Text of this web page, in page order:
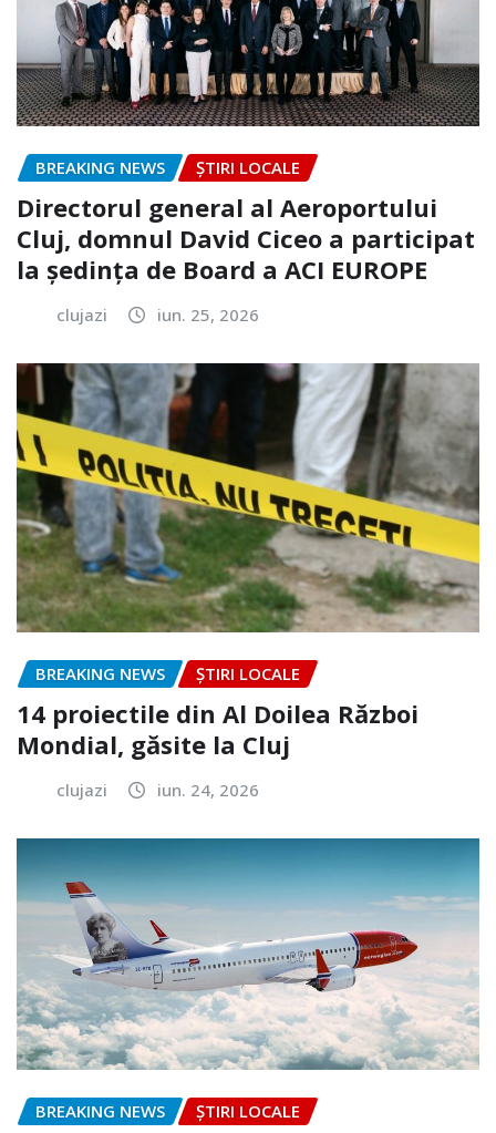
BREAKING NEWS ȘTIRI LOCALE
Directorul general al Aeroportului
Cluj, domnul David Ciceo a participat
la ședința de Board a ACI EUROPE
clujazi iun. 25, 2026
BREAKING NEWS ȘTIRI LOCALE
14 proiectile din Al Doilea Război
Mondial, găsite la Cluj
clujazi iun. 24, 2026
BREAKING NEWS ȘTIRI LOCALE